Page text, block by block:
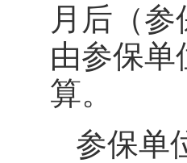
月后（
由参保
算。
参保单